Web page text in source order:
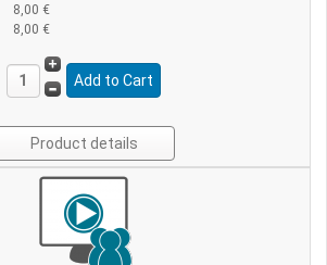
8,00 €
8,00 €
Product details